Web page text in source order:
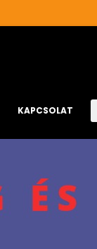
KAPCSOLAT